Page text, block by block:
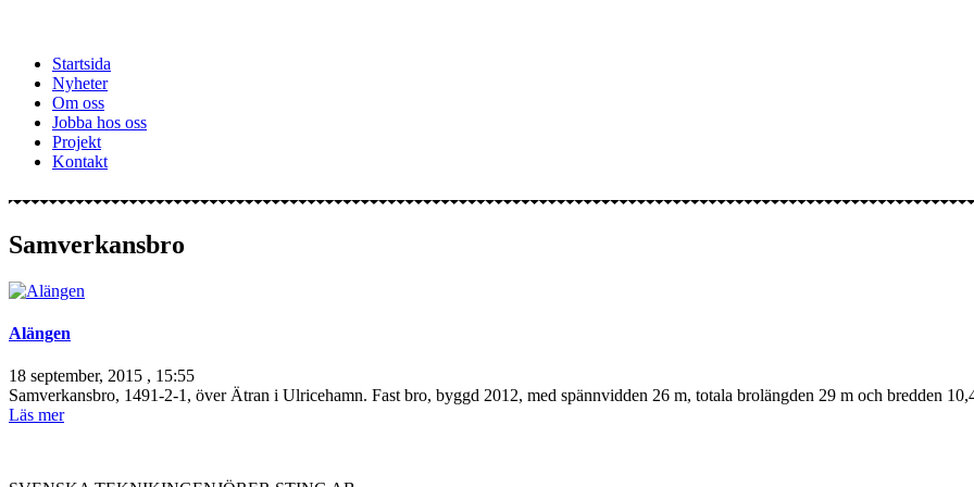
Startsida
Nyheter
Om oss
Jobba hos oss
Projekt
Kontakt
Samverkansbro
Alängen
18 september, 2015 , 15:55
Samverkansbro, 1491-2-1, över Ätran i Ulricehamn. Fast bro, byggd 2012, med spännvidden 26 m, totala brolängden 29 m och bredden
Läs mer